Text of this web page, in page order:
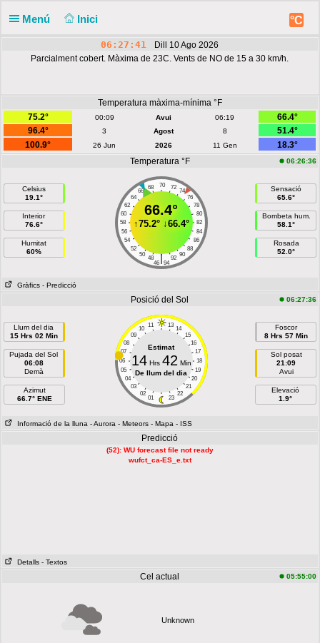
Menú Inici °C
06:27:41
Dill 10 Ago 2026
Parcialment cobert. Màxima de 23C. Vents de NO de 15 a 30 km/h.
Temperatura màxima-mínima °F
75.2°
00:09 Avui 06:19
66.4°
96.4°
3 Agost 8
51.4°
100.9°
26 Jun 2026 11 Gen
18.3°
Temperatura °F
06:26:36
Celsius
19.1°
Interior
76.6°
Humitat
60%
70
68 72
66
74
64
76
62
78
60
80
58
82
56
84
54
86
52
88
50
90
48 92
|
46 94
66.4°
↑75.2°↓66.4°
Sensació
65.6°
Bombeta hum.
58.1°
Rosada
52.0°
Gràfics - Predicció
Posició del Sol 06:27:36
Llum del dia
15 Hrs 02 Min
Pujada del Sol
06:08
Demà
Azimut
66.7° ENE
11 13
10
14
09
15
08
16
07
17
06
18
05
19
04
20
03
21
02
22
01 23
Estimat
14Hrs 42 Min
De llum del dia
Foscor
8 Hrs 57 Min
Sol posat
21:09
Avui
Elevació
1.9°
Informació de la lluna - Aurora - Meteors - Mapa - ISS
Predicció
(52): WU forecast file not ready
wufct_ca-ES_e.txt
Detalls - Textos
Cel actual 05:55:00
Unknown